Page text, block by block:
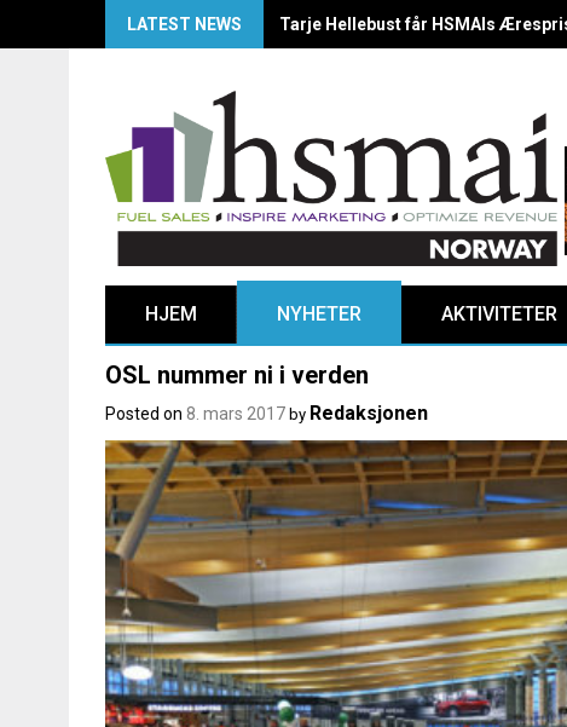
LATEST NEWS HSMAI Awards Norway 2025: Årets
HJEM NYHETER AKTIVITETER
OSL nummer ni i verden
Posted on 8. mars 2017 by Redaksjonen